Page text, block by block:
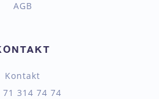
AGB
Kontakt
71 314 74 74